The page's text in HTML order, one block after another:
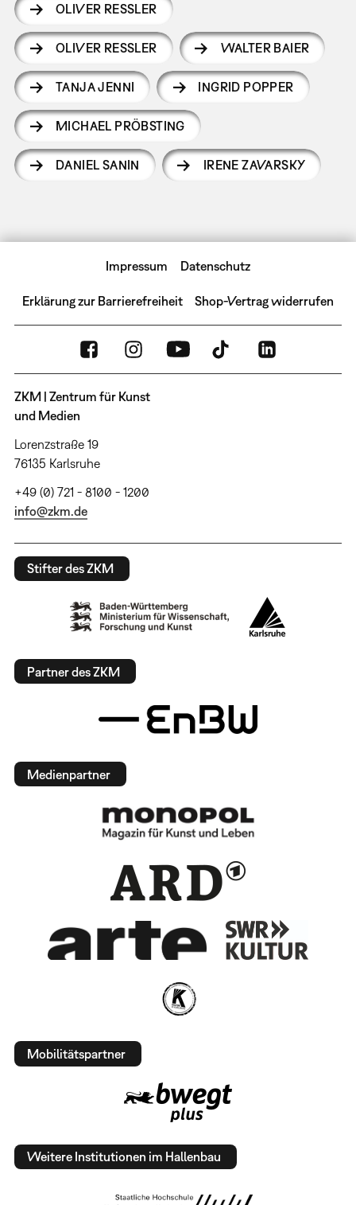
OLIVER RESSLER
OLIVER RESSLER WALTER BAIER
TANJA JENNI INGRID POPPER
MICHAEL PRÖBSTING
DANIEL SANIN IRENE ZAVARSKY
Impressum Datenschutz
Erklärung zur Barrierefreiheit Shop-Vertrag widerrufen
ZKM | Zentrum für Kunst
und Medien
Lorenzstraße 19
76135 Karlsruhe
+49 (0) 721 - 8100 - 1200
info@zkm.de
Stifter des ZKM
Partner des ZKM
Medienpartner
Mobilitätspartner
Weitere Institutionen im Hallenbau